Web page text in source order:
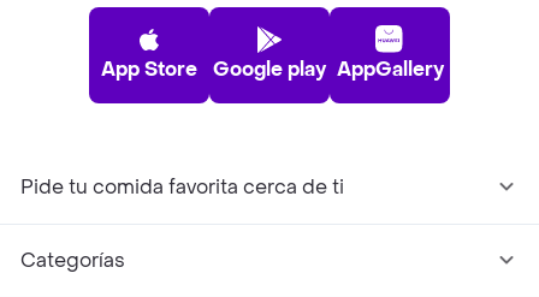
App Store Google play AppGallery
Pide tu comida favorita cerca de ti
Categorías